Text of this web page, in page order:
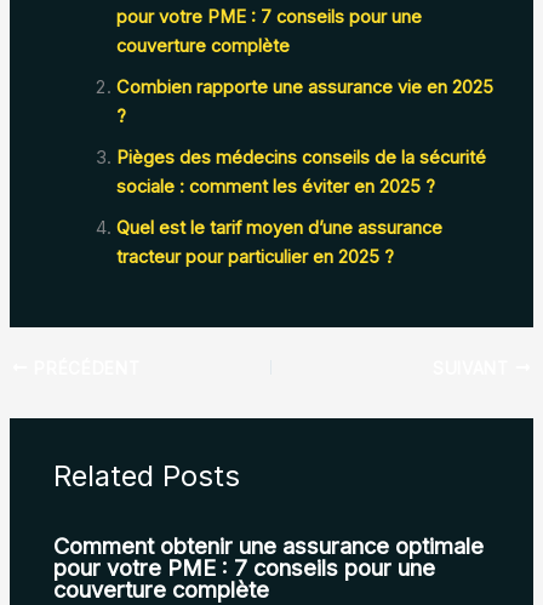
pour votre PME : 7 conseils pour une
couverture complète
Combien rapporte une assurance vie en 2025
?
Pièges des médecins conseils de la sécurité
sociale : comment les éviter en 2025 ?
Quel est le tarif moyen d’une assurance
tracteur pour particulier en 2025 ?
Related Posts
Comment obtenir une assurance optimale
pour votre PME : 7 conseils pour une
couverture complète